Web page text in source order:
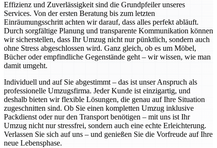
Effizienz und Zuverlässigkeit sind die Grundpfeiler unseres
Services. Von der ersten Beratung bis zum letzten
Einräumungsschritt achten wir darauf, dass alles perfekt abläuft.
Durch sorgfältige Planung und transparente Kommunikation können
wir sicherstellen, dass Ihr Umzug nicht nur pünktlich, sondern auch
ohne Stress abgeschlossen wird. Ganz gleich, ob es um Möbel,
Bücher oder empfindliche Gegenstände geht – wir wissen, wie man
damit umgeht.
Individuell und auf Sie abgestimmt – das ist unser Anspruch als
professionelle Umzugsfirma. Jeder Kunde ist einzigartig, und
deshalb bieten wir flexible Lösungen, die genau auf Ihre Situation
zugeschnitten sind. Ob Sie einen kompletten Umzug inklusive
Packdienst oder nur den Transport benötigen – mit uns ist Ihr
Umzug nicht nur stressfrei, sondern auch eine echte Erleichterung.
Verlassen Sie sich auf uns – und genießen Sie die Vorfreude auf Ihre
neue Lebensphase.